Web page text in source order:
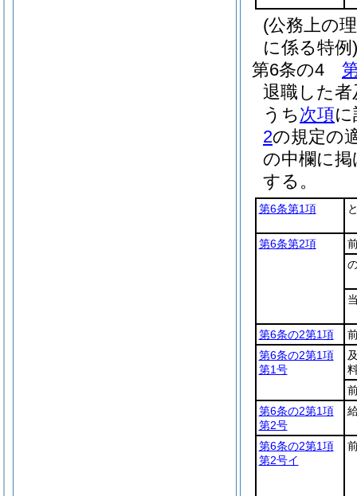
(公務上の
に係る特例)
第6条の4
退職した者
うち次項
2の規定の
の中欄に
する。
第6条第1項
第6条第2項
第6条の2第1項
第6条の2第1項
第1号
第6条の2第1項
第2号
第6条の2第1項
第2号イ